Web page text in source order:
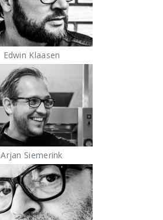
Edwin Klaasen
Arjan Siemerink